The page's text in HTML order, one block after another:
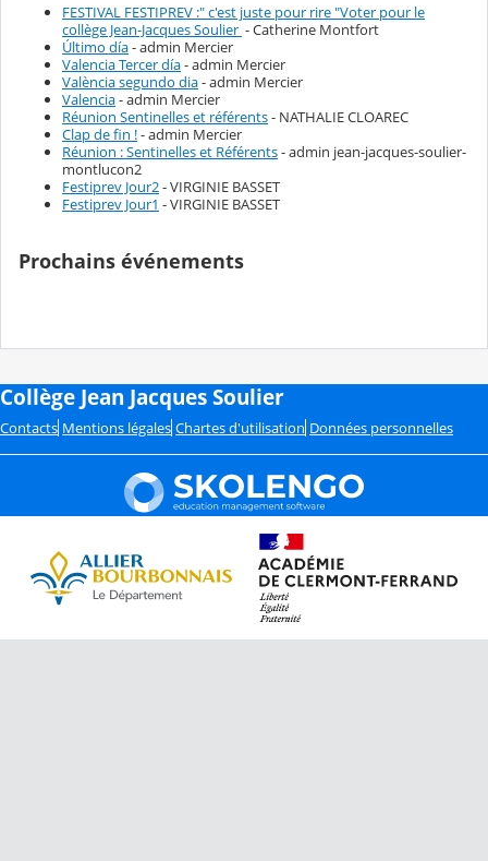
FESTIVAL FESTIPREV :" c'est juste pour rire "Voter pour le
collège Jean-Jacques Soulier - Catherine Montfort
Último día- admin Mercier
Valencia Tercer día- admin Mercier
València segundo dia- admin Mercier
Valencia- admin Mercier
Réunion Sentinelles et référents- NATHALIE CLOAREC
Clap de fin !- admin Mercier
Réunion : Sentinelles et Référents- admin jean-jacques-soulier-
montlucon2
Festiprev Jour2- VIRGINIE BASSET
Festiprev Jour1 - VIRGINIE BASSET
Prochains événements
Collège Jean Jacques Soulier
Contacts Mentions légales Chartes d'utilisation Données personnelles